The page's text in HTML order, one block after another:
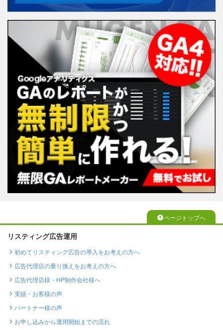
ページトップへ
リスティング広告運用
初めてリスティング広告の導入をお考えの方へ
広告代理店の乗り換えをお考えの方へ
広告代理店様・HP制作会社様へ
実績・お客様の声
パートナー様の声
お申し込みから運用開始までの流れ